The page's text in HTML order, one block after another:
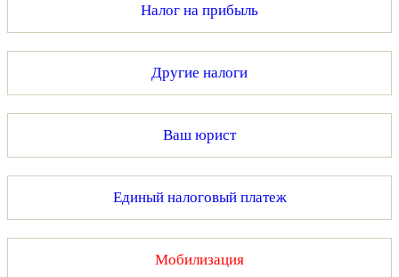
Налог на прибыль
Другие налоги
Ваш юрист
Единый налоговый платеж
Мобилизация